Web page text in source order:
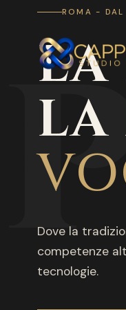
ROMA -
LA
LA
Dove la
competenze
tecnologie.